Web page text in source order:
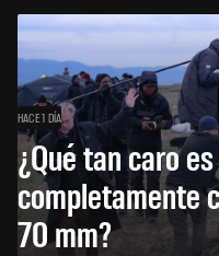
HACE 1 DÍA
¿Qué tan caro
completamente
70 mm?